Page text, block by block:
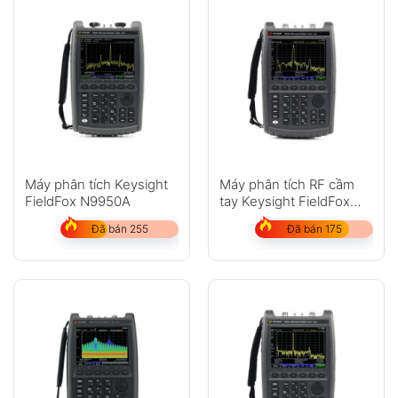
Máy phân tích Keysight
FieldFox N9950A
Đã bán 255
Máy phân tích RF cầm
tay Keysight FieldFox
N9915A
Đã bán 175